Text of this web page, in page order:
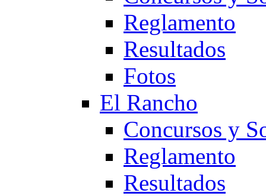
Reglamento
Resultados
Fotos
El Rancho
Concursos y
Reglamento
Resultados